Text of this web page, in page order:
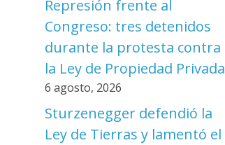
Represión frente al
Congreso: tres detenidos
durante la protesta contra
la Ley de Propiedad Privada
6 agosto, 2026
Sturzenegger defendió la
Ley de Tierras y lamentó el